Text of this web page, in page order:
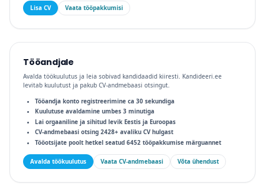
Lisa CV Vaata tööpakkumisi
Tööandjale
Avalda töökuulutus ja leia sobivad kandidaadid kiiresti. Kandideeri.ee
levitab kuulutust ja pakub CV-andmebaasi otsingut.
Tööandja konto registreerimine ca 30 sekundiga
Kuulutuse avaldamine umbes 3 minutiga
Lai orgaaniline ja sihitud levik Eestis ja Euroopas
CV-andmebaasi otsing 2428+ avaliku CV hulgast
Tööotsijate poolt hetkel seatud 6452 tööpakkumise märguannet
Avalda töökuulutus Vaata CV-andmebaasi Võta ühendust